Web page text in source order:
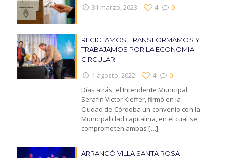
31 marzo, 2023 0
4
RECICLAMOS, TRANSFORMAMOS Y
TRABAJAMOS POR LA ECONOMIA
CIRCULAR.
1 agosto, 2022 0
4
Días atrás, el Intendente Municipal,
Serafín Victor Kieffer, firmó en la
Ciudad de Córdoba un convenio con la
Municipalidad capitalina, en el cual se
comprometen ambas […]
ARRANCÓ VILLA SANTA ROSA